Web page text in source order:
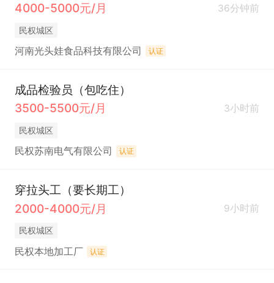
4000-5000元/月
36分钟前
民权城区
河南光头娃食品科技有限公司 认证
成品检验员（包吃住）
3500-5500元/月
3小时前
民权城区
民权苏南电气有限公司 认证
穿拉头工（要长期工）
2000-4000元/月
9小时前
民权城区
民权本地加工厂 认证